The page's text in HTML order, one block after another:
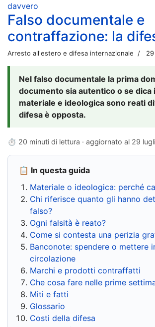
davvero
Falso documentale e
contraffazione: la
Arresto all'estero e difesa internazionale
Nel falso documentale la prima
documento sia autentico o se dica
materiale e ideologica sono reati
difesa è opposta.
⏱ 20 minuti di lettura · aggiornato al 29
📋 In questa guida
Materiale o ideologica: perché
Chi riferisce quanto gli hanno
falso?
Ogni falsità è reato?
Come si contesta una perizia
Banconote: spendere o mettere
circolazione
Marchi e prodotti contraffatti
Che cosa fare nelle prime
Miti e fatti
Glossario
Costi della difesa